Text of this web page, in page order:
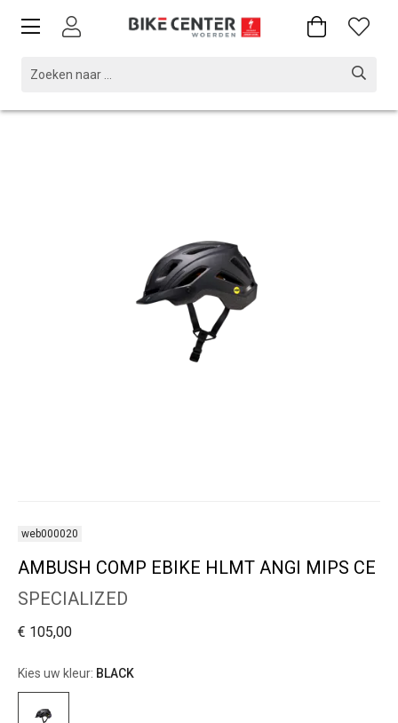
web000020
AMBUSH COMP EBIKE HLMT ANGI MIPS CE
SPECIALIZED
€ 105,00
Kies uw kleur: BLACK